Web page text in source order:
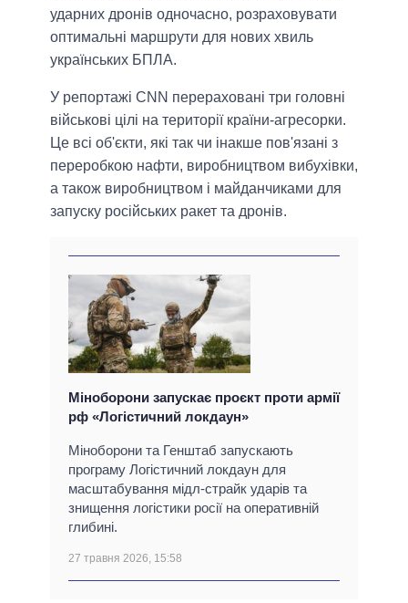
ударних дронів одночасно, розраховувати
оптимальні маршрути для нових хвиль
українських БПЛА.
У репортажі CNN перераховані три головні
військові цілі на території країни-агресорки.
Це всі об'єкти, які так чи інакше пов'язані з
переробкою нафти, виробництвом вибухівки,
а також виробництвом і майданчиками для
запуску російських ракет та дронів.
Міноборони запускає проєкт проти армії
рф «Логістичний локдаун»
Міноборони та Генштаб запускають
програму Логістичний локдаун для
масштабування мідл-страйк ударів та
знищення логістики росії на оперативній
глибині.
27 травня 2026, 15:58